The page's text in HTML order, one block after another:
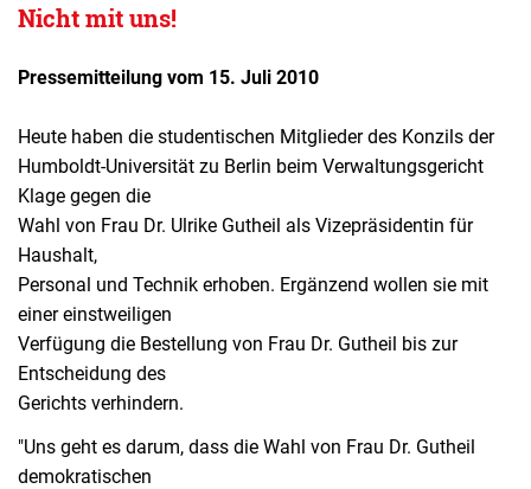
Nicht mit uns!
Pressemitteilung vom 15. Juli 2010
Heute haben die studentischen Mitglieder des Konzils der
Humboldt-Universität zu Berlin beim Verwaltungsgericht
Klage gegen die
Wahl von Frau Dr. Ulrike Gutheil als Vizepräsidentin für
Haushalt,
Personal und Technik erhoben. Ergänzend wollen sie mit
einer einstweiligen
Verfügung die Bestellung von Frau Dr. Gutheil bis zur
Entscheidung des
Gerichts verhindern.
"Uns geht es darum, dass die Wahl von Frau Dr. Gutheil
demokratischen